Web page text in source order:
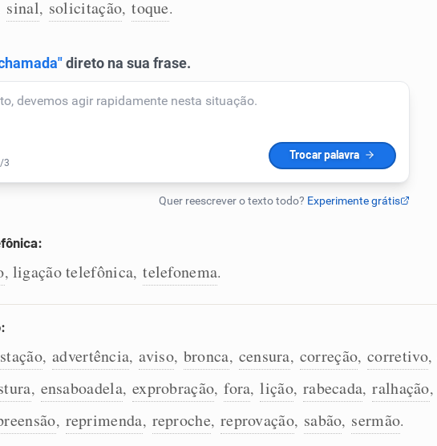
sinal, solicitação, toque.
, ligação telefônica, telefonema.
, advertência, aviso, bronca, censura, correção, corretivo,
, ensaboadela, exprobração, fora, lição, rabecada, ralhação,
, reprimenda, reproche, reprovação, sabão, sermão.